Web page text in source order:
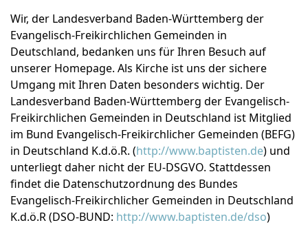
Wir, der Landesverband Baden-Württemberg der
Evangelisch-Freikirchlichen Gemeinden in
Deutschland, bedanken uns für Ihren Besuch auf
unserer Homepage. Als Kirche ist uns der sichere
Umgang mit Ihren Daten besonders wichtig. Der
Landesverband Baden-Württemberg der Evangelisch-
Freikirchlichen Gemeinden in Deutschland ist Mitglied
im Bund Evangelisch-Freikirchlicher Gemeinden (BEFG)
in Deutschland K.d.ö.R. (http://www.baptisten.de) und
unterliegt daher nicht der EU-DSGVO. Stattdessen
findet die Datenschutzordnung des Bundes
Evangelisch-Freikirchlicher Gemeinden in Deutschland
K.d.ö.R (DSO-BUND: http://www.baptisten.de/dso)